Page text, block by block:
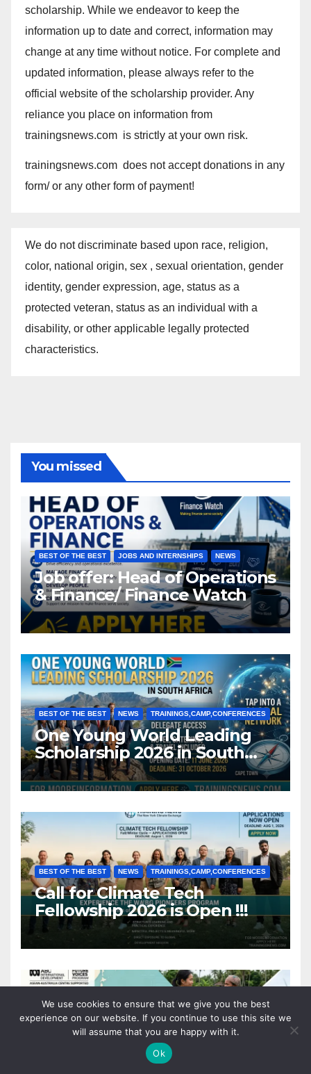
scholarship. While we endeavor to keep the
information up to date and correct, information may
change at any time without notice. For complete and
updated information, please always refer to the
official website of the scholarship provider. Any
reliance you place on information from
trainingsnews.com is strictly at your own risk.
trainingsnews.com does not accept donations in any
form/ or any other form of payment!
We do not discriminate based upon race, religion,
color, national origin, sex , sexual orientation, gender
identity, gender expression, age, status as a
protected veteran, status as an individual with a
disability, or other applicable legally protected
characteristics.
You missed
BEST OF THE BEST JOBS AND INTERNSHIPS NEWS
Job offer: Head of Operations
& Finance/ Finance Watch
BEST OF THE BEST NEWS TRAININGS,CAMP,CONFERENCES
One Young World Leading
Scholarship 2026 in South
Africa (Fully Funded)
BEST OF THE BEST NEWS TRAININGS,CAMP,CONFERENCES
Call for Climate Tech
Fellowship 2026 is Open !!!
BEST OF THE BEST NEWS SCHOLARSHIPS AND GRANTS
ABC International
Development (ABCID) Future
We use cookies to ensure that we give you the best
experience on our website. If you continue to use this site we
will assume that you are happy with it.
Ok